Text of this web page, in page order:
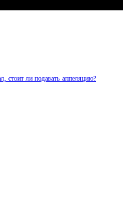
стоит ли подавать аппеляцию?